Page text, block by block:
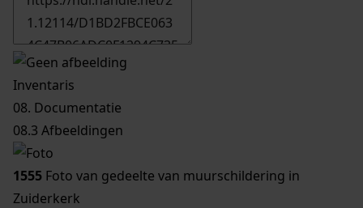
Inventaris
08. Documentatie
08.3 Afbeeldingen
1555 Foto van gedeelte van muurschildering in
Zuiderkerk